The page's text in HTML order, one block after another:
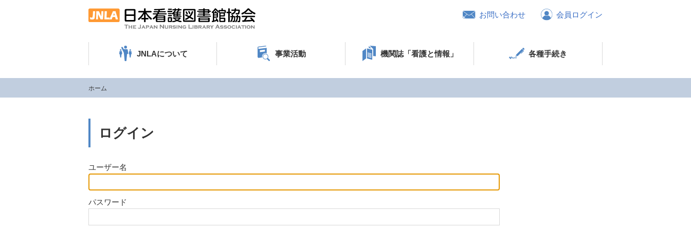
JNLAについて 事業活動 機関誌「看護と情報」 各種手続き
お問い合わせ 会員ログイン
ホーム
ログイン
ユーザー名
パスワード